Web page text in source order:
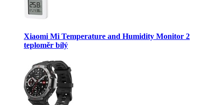
Xiaomi Mi Temperature and Humidity Monitor 2
teploměr bílý